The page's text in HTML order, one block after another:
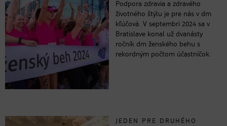
Podpora zdravia a zdravého
životného štýlu je pre nás v dm
kľúčová. V septembri 2024 sa v
Bratislave konal už dvanásty
ročník dm ženského behu s
rekordným počtom účastníčok.
JEDEN PRE DRUHÉHO